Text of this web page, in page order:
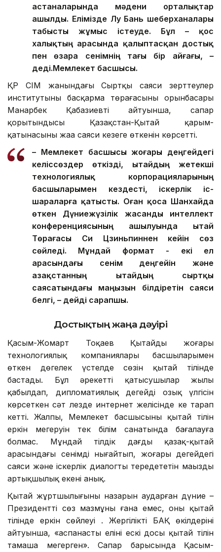
астаналарында мәдени орталықтар
ашылды. Елімізде Лу Бань шеберханалары
табысты жұмыс істеуде. Бұл – қос
халықтың арасында қалыптасқан достық
пен өзара сенімнің тағы бір айғағы, –
деді.Мемлекет басшысы.
ҚР СІМ жанындағы Сыртқы саяси зерттеулер
институтының басқарма төрағасының орынбасары
Манарбек Қабазиевтің айтуынша, сапар
қорытындысы Қазақстан-Қытай қарым-
қатынасының жаңа саяси кезеңге өткенін көрсетті.
– Мемлекет басшысы жоғары деңгейдегі
келіссөздер өткізді, Қытайдың жетекші
технологиялық корпорацияларының
басшыларымен кездесті, іскерлік іс-
шараларға қатысты. Оған қоса Шанхайда
өткен Дүниежүзілік жасанды интеллект
конференциясының ашылуында Қытай
Төрағасы Си Цзиньпиннен кейін сөз
сөйледі. Мұндай формат - екі ел
арасындағы сенім деңгейін және
Қазақстанның Қытайдың сыртқы
саясатындағы маңызын білдіретін саяси
белгі, – дейді сарапшы.
Достықтың жаңа дәуірі
Қасым-Жомарт Тоқаев Қытайдың жоғары
технологиялық компаниялары басшыларымен
өткен дөңгелек үстелде сөзін қытай тілінде
бастады. Бұл әрекетті қатысушылар жылы
қабылдап, дипломатиялық деңгейдің озық үлгісін
көрсеткен сәт лезде интернет желісінде кең тарап
кетті. Жалпы, Мемлекет басшысының қытай тілін
еркін меңгеруін тек білім санатында бағалауға
болмас. Мұндай тілдік дағды қазақ-қытай
арасындағы сенімді нығайтып, жоғары деңгейдегі
саяси және іскерлік диалогты тереңдететін маңызды
артықшылық екені анық.
Қытай жұртшылығының назарын аударған дүние –
Президенттің сөз мазмұны ғана емес, оның қытай
тілінде еркін сөйлеуі . Жергілікті БАҚ өкілдерінің
айтуынша, «аспанасты елінің ескі досы қытай тілін
тамаша меңгерген». Сапар барысында Қасым-